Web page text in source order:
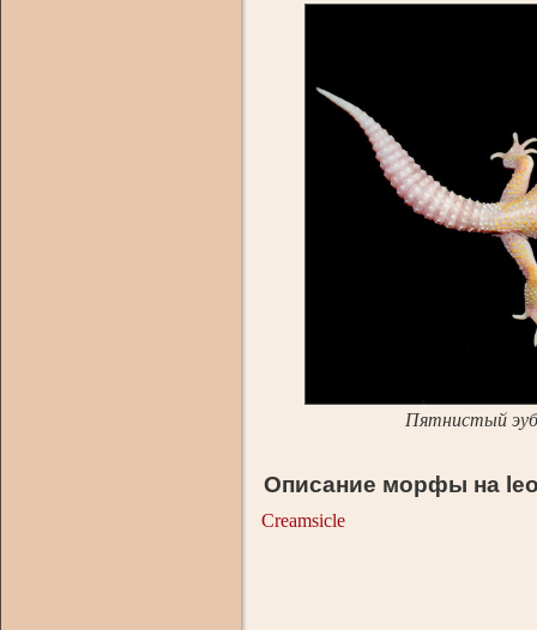
Пятнистый
Описание морфы на
Creamsicle